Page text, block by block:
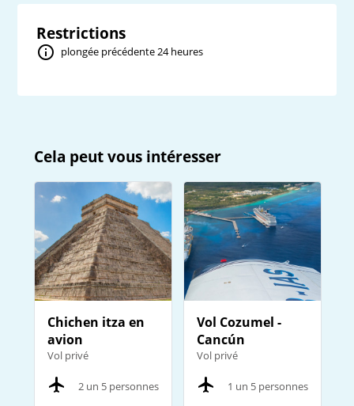
Restrictions
plongée précédente 24 heures
Cela peut vous intéresser
Chichen itza en
avion
Vol privé
2 un 5 personnes
Vol Cozumel -
Cancún
Vol privé
1 un 5 personnes